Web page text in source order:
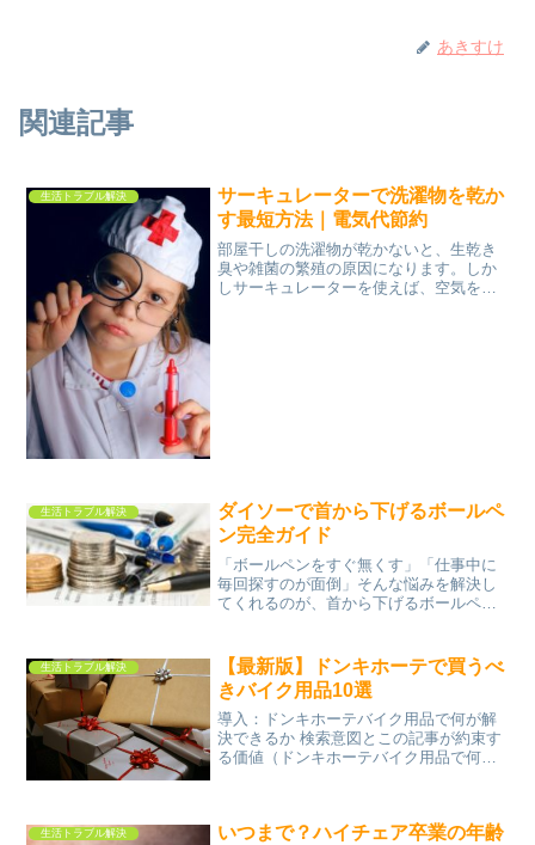
あきすけ
関連記事
生活トラブル解決
サーキュレーターで洗濯物を乾か
す最短方法｜電気代節約
部屋干しの洗濯物が乾かないと、生乾き
臭や雑菌の繁殖の原因になります。しか
しサーキュレーターを使えば、空気を循
生活トラブル解決
ダイソーで首から下げるボールペ
ン完全ガイド
「ボールペンをすぐ無くす」「仕事中に
毎回探すのが面倒」そんな悩みを解決し
てくれるのが、首から下げるボールペン
関連アイテムが手に入ります。本記事で
は、売り場情報から選...
生活トラブル解決
【最新版】ドンキホーテで買うべ
きバイク用品10選
導入：ドンキホーテバイク用品で何が解
決できるか 検索意図とこの記事が約束す
る価値（ドンキホーテバイク用品で何が
た疑問を持つ人は多い...
生活トラブル解決
いつまで？ハイチェア卒業の年齢